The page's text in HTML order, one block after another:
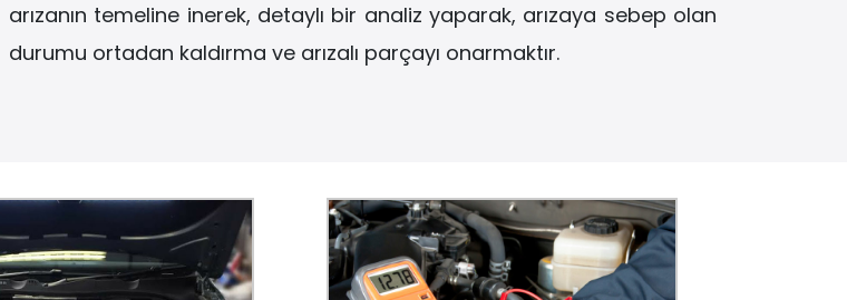
arızanın temeline inerek, detaylı bir analiz yaparak, arızaya sebep olan
durumu ortadan kaldırma ve arızalı parçayı onarmaktır.